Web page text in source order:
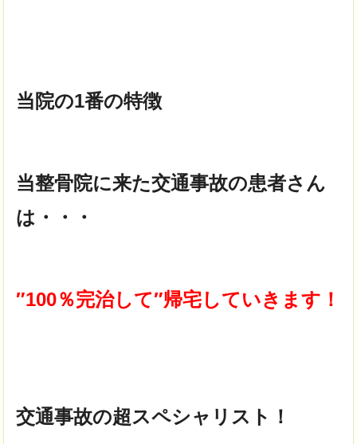
当院の1番の特徴
当整骨院に来た交通事故の患者さん
は・・・
″100％完治して″帰宅していきます！
交通事故の超スペシャリスト！